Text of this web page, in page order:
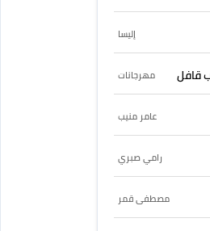
إليسا
قافل مهرجانات
عامر منيب
رامي صبري
مصطفى قمر